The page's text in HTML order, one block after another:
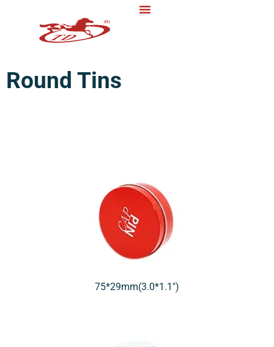
Round Tins
75*29mm(3.0*1.1″)